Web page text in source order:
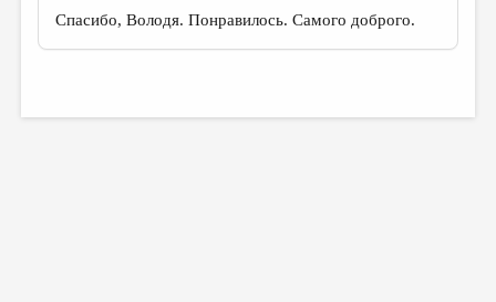
Спасибо, Володя. Понравилось. Самого доброго.